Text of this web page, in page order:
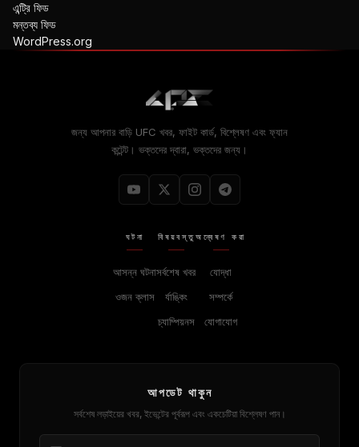
এন্ট্রি ফিড
মন্তব্য ফিড
WordPress.org
জন্য আপনার বাড়ি UFC খবর, ফাইট কার্ড, বিশ্লেষণ এবং ফ্যান
কন্টেন্ট। ভক্তদের দ্বারা, ভক্তদের জন্য।
ঘটনা
আসন্ন ঘটনা
ওজন ক্লাস
বিষয়বস্তু
সর্বশেষ খবর
র্যাঙ্কিং
চ্যাম্পিয়নস
অন্বেষণ করা
যোদ্ধা
সম্পর্কে
যোগাযোগ
আপডেট থাকুন
সর্বশেষ লড়াইয়ের খবর, ইভেন্টের পূর্বরূপ এবং একচেটিয়া বিশ্লেষণ পান।